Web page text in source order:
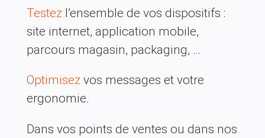
Testez l’ensemble de vos dispositifs :
site internet, application mobile,
parcours magasin, packaging, …
Optimisez vos messages et votre
ergonomie.
Dans vos points de ventes ou dans nos